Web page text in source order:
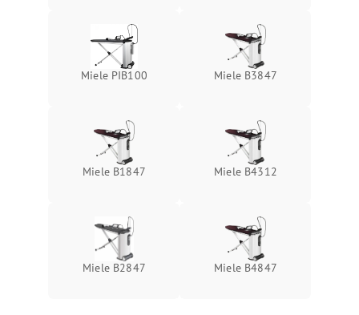
Miele PIB100 Miele B3847
Miele B1847 Miele B4312
Miele B2847 Miele B4847